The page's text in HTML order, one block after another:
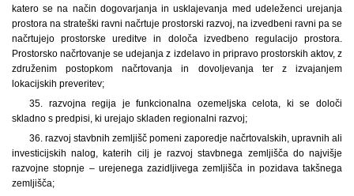
katero se na način dogovarjanja in usklajevanja med udeleženci urejanja
prostora na strateški ravni načrtuje prostorski razvoj, na izvedbeni ravni pa se
načrtujejo prostorske ureditve in določa izvedbeno regulacijo prostora.
Prostorsko načrtovanje se udejanja z izdelavo in pripravo prostorskih aktov, z
združenim postopkom načrtovanja in dovoljevanja ter z izvajanjem
lokacijskih preveritev;
35. razvojna regija je funkcionalna ozemeljska celota, ki se določi
skladno s predpisi, ki urejajo skladen regionalni razvoj;
36. razvoj stavbnih zemljišč pomeni zaporedje načrtovalskih, upravnih ali
investicijskih nalog, katerih cilj je razvoj stavbnega zemljišča do najvišje
razvojne stopnje – urejenega zazidljivega zemljišča in pozidava takšnega
zemljišča;